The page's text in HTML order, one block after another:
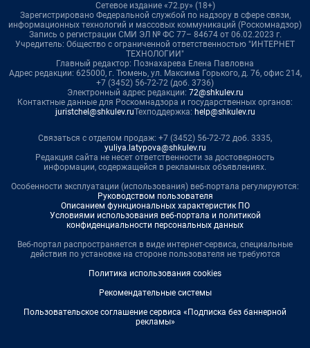
Сетевое издание «72.ру» (18+)
Зарегистрировано Федеральной службой по надзору в сфере связи,
информационных технологий и массовых коммуникаций (Роскомнадзор)
Запись о регистрации СМИ ЭЛ № ФС 77– 84674 от 06.02.2023 г.
Учредитель: Общество с ограниченной ответственностью "ИНТЕРНЕТ
ТЕХНОЛОГИИ"
Главный редактор: Познахарева Елена Павловна
Адрес редакции: 625000, г. Тюмень, ул. Максима Горького, д. 76, офис 214,
+7 (3452) 56-72-72 (доб. 3736)
Электронный адрес редакции: 72@shkulev.ru
Контактные данные для Роскомнадзора и государственных органов:
juristchel@shkulev.ruТехподдержка: help@shkulev.ru
Связаться с отделом продаж: +7 (3452) 56-72-72 доб. 3335,
yuliya.latypova@shkulev.ru
Редакция сайта не несет ответственности за достоверность
информации, содержащейся в рекламных объявлениях.
Особенности эксплуатации (использования) веб-портала регулируются:
Руководством пользователя
Описанием функциональных характеристик ПО
Условиями использования веб-портала и политикой
конфиденциальности персональных данных
Веб-портал распространяется в виде интернет-сервиса, специальные
действия по установке на стороне пользователя не требуются
Политика использования cookies
Рекомендательные системы
Пользовательское соглашение сервиса «Подписка без баннерной
рекламы»